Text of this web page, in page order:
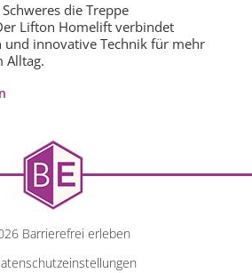
die Treppe
Lifton Homelift verbindet
und innovative Technik für mehr
Alltag.
Barrierefrei erleben